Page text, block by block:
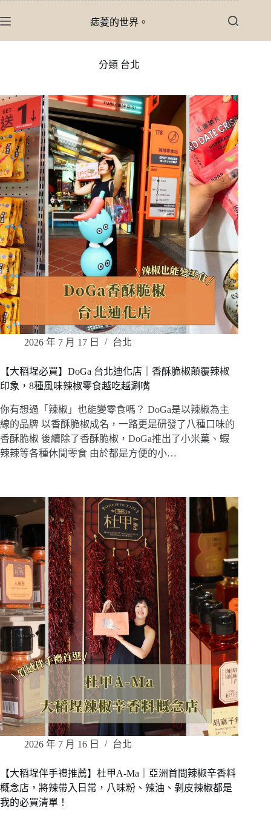
至
痣菱的世界。
分類 台北
2026 年 7 月 17 日 台北
【大稻埕必買】DoGa 台北迪化店｜香酥脆椒顛覆辣椒
印象，8種風味辣椒零食越吃越涮嘴
你有想過「辣椒」也能變零食嗎？ DoGa是以辣椒為主
線的品牌 以香酥脆椒成名，一路更是研發了八種口味的
香酥脆椒 後續除了香酥脆椒，DoGa推出了小米菓、蝦
辣辣等各種休閒零食 由於都是方便的小…
2026 年 7 月 16 日 台北
【大稻埕伴手禮推薦】杜甲A-Ma｜亞洲首間辣椒辛香料
概念店，將辣帶入日常，八味粉、辣油、剝皮辣椒都是
我的必買清單！